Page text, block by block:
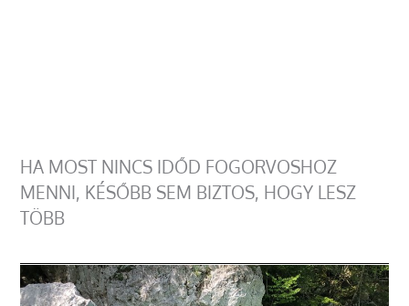
HA MOST NINCS IDŐD FOGORVOSHOZ
MENNI, KÉSŐBB SEM BIZTOS, HOGY LESZ
TÖBB